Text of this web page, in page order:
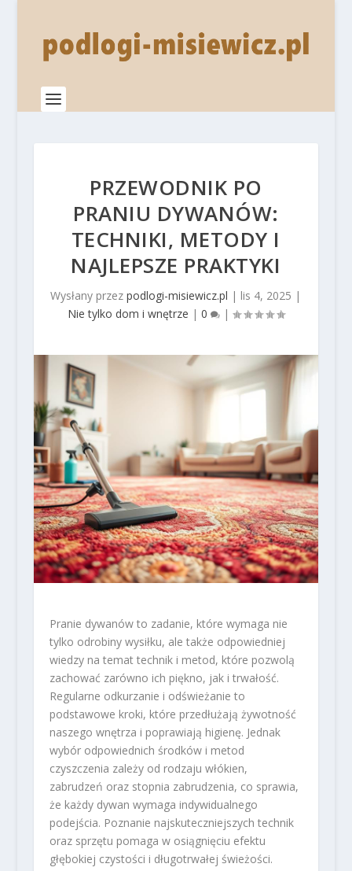
PRZEWODNIK PO
PRANIU DYWANÓW:
TECHNIKI, METODY I
NAJLEPSZE PRAKTYKI
Wysłany przezpodlogi-misiewicz.pl | lis 4, 2025 |
Nie tylko dom i wnętrze | 0 |
Pranie dywanów to zadanie, które wymaga nie
tylko odrobiny wysiłku, ale także odpowiedniej
wiedzy na temat technik i metod, które pozwolą
zachować zarówno ich piękno, jak i trwałość.
Regularne odkurzanie i odświeżanie to
podstawowe kroki, które przedłużają żywotność
naszego wnętrza i poprawiają higienę. Jednak
wybór odpowiednich środków i metod
czyszczenia zależy od rodzaju włókien,
zabrudzeń oraz stopnia zabrudzenia, co sprawia,
że każdy dywan wymaga indywidualnego
podejścia. Poznanie najskuteczniejszych technik
oraz sprzętu pomaga w osiągnięciu efektu
głębokiej czystości i długotrwałej świeżości.